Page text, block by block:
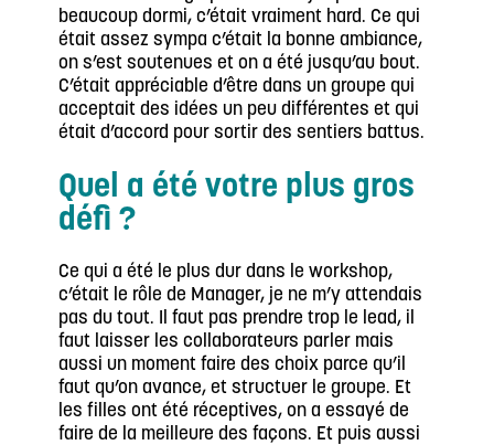
beaucoup dormi, c’était vraiment hard. Ce qui
était assez sympa c’était la bonne ambiance,
on s’est soutenues et on a été jusqu’au bout.
C’était appréciable d’être dans un groupe qui
acceptait des idées un peu différentes et qui
était d’accord pour sortir des sentiers battus.
Quel a été votre plus gros
défi ?
Ce qui a été le plus dur dans le workshop,
c’était le rôle de Manager, je ne m’y attendais
pas du tout. Il faut pas prendre trop le lead, il
faut laisser les collaborateurs parler mais
aussi un moment faire des choix parce qu’il
faut qu’on avance, et structuer le groupe. Et
les filles ont été réceptives, on a essayé de
faire de la meilleure des façons. Et puis aussi